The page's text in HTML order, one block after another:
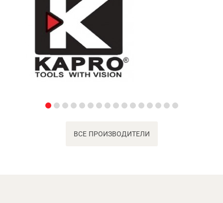
ВСЕ ПРОИЗВОДИТЕЛИ